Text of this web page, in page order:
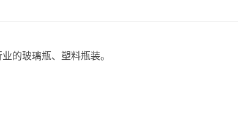
的玻璃瓶、塑料瓶装。